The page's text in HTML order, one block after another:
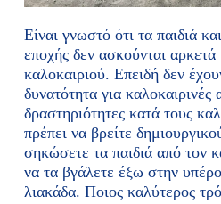
Είναι γνωστό ότι τα παιδιά
εποχής δεν ασκούνται αρκετά
καλοκαιριού. Επειδή δεν
δυνατότητα για καλοκαιρινές
δραστηριότητες κατά τους
πρέπει να βρείτε
σηκώσετε τα παιδιά από τον
να τα βγάλετε έξω στην
λιακάδα. Ποιος καλύτερος